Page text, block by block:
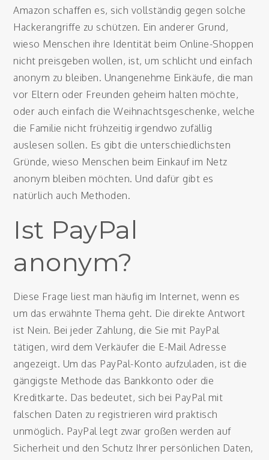
Amazon schaffen es, sich vollständig gegen solche
Hackerangriffe zu schützen. Ein anderer Grund,
wieso Menschen ihre Identität beim Online-Shoppen
nicht preisgeben wollen, ist, um schlicht und einfach
anonym zu bleiben. Unangenehme Einkäufe, die man
vor Eltern oder Freunden geheim halten möchte,
oder auch einfach die Weihnachtsgeschenke, welche
die Familie nicht frühzeitig irgendwo zufällig
auslesen sollen. Es gibt die unterschiedlichsten
Gründe, wieso Menschen beim Einkauf im Netz
anonym bleiben möchten. Und dafür gibt es
natürlich auch Methoden.
Ist PayPal
anonym?
Diese Frage liest man häufig im Internet, wenn es
um das erwähnte Thema geht. Die direkte Antwort
ist Nein. Bei jeder Zahlung, die Sie mit PayPal
tätigen, wird dem Verkäufer die E-Mail Adresse
angezeigt. Um das PayPal-Konto aufzuladen, ist die
gängigste Methode das Bankkonto oder die
Kreditkarte. Das bedeutet, sich bei PayPal mit
falschen Daten zu registrieren wird praktisch
unmöglich. PayPal legt zwar großen werden auf
Sicherheit und den Schutz Ihrer persönlichen Daten,